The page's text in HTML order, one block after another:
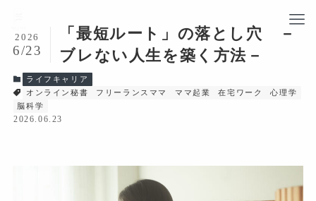
「最短ルート」の落とし穴 －
ブレない人生を築く方法－
2026
6/23
ライフキャリア
オンライン秘書
フリーランスママ ママ起業 在宅ワーク
心理学
脳科学
2026.06.23